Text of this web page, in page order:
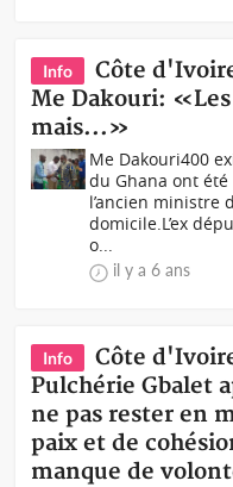
Info
Côte
Me Dakouri:
mais...»
Me Dakouri400
du Ghana ont
l’ancien ministre
domicile.L’ex
o...
il y a 6 ans
Info
Côte
Pulchérie Gbalet
ne pas rester en
paix et de
manque de